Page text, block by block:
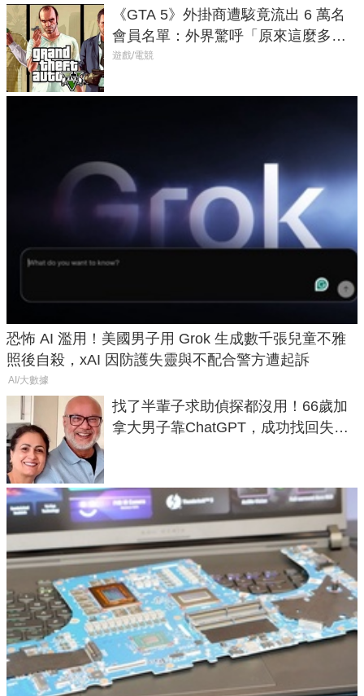
《GTA 5》外掛商遭駭竟流出 6 萬名
會員名單：外界驚呼「原來這麼多人
在開掛！」
遊戲/電競
恐怖 AI 濫用！美國男子用 Grok 生成數千張兒童不雅
照後自殺，xAI 因防護失靈與不配合警方遭起訴
AI/大數據
找了半輩子求助偵探都沒用！66歲加
拿大男子靠ChatGPT，成功找回失散